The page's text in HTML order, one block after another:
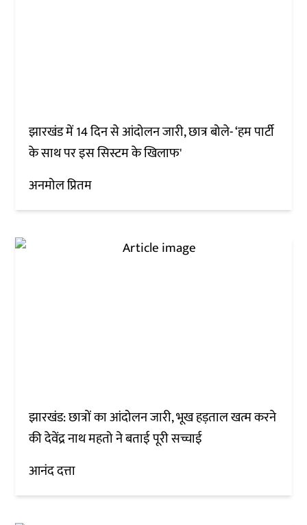
झारखंड में 14 दिन से आंदोलन जारी, छात्र बोले- ‘हम पार्टी
के साथ पर इस सिस्टम के खिलाफ'
अनमोल प्रितम
झारखंड: छात्रों का आंदोलन जारी, भूख हड़ताल खत्म करने
की देवेंद्र नाथ महतो ने बताई पूरी सच्चाई
आनंद दत्ता